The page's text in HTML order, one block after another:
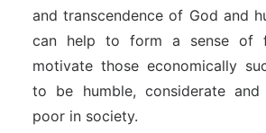
and transcendence of God and
can help to form a sense of
motivate those economically
to be humble, considerate
poor in society.